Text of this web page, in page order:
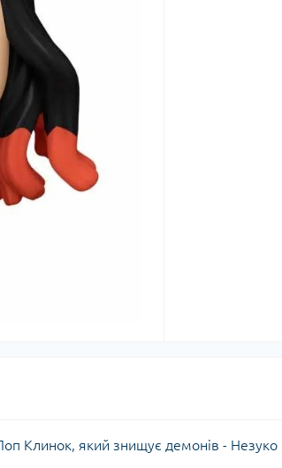
Клинок, який знищує демонів - Незуко